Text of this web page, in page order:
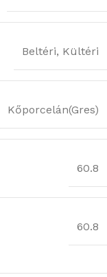
Beltéri, Kültéri
Kőporcelán(Gres)
60.8
60.8